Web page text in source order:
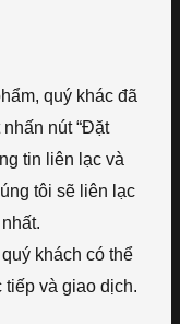
quý khác đã
nút “Đặt
tin liên lạc và
tôi sẽ liên lạc
khách có thể
và giao dịch.